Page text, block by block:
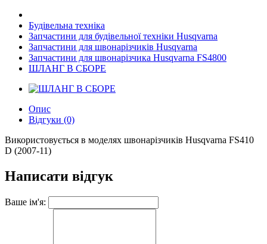
Будівельна техніка
Запчастини для будівельної техніки Husqvarna
Запчастини для швонарізчиків Husqvarna
Запчастини для швонарізчика Husqvarna FS4800
ШЛАНГ В СБОРЕ
Опис
Відгуки (0)
Використовується в моделях швонарізчиків Husqvarna FS410
D (2007-11)
Написати відгук
Ваше ім'я: